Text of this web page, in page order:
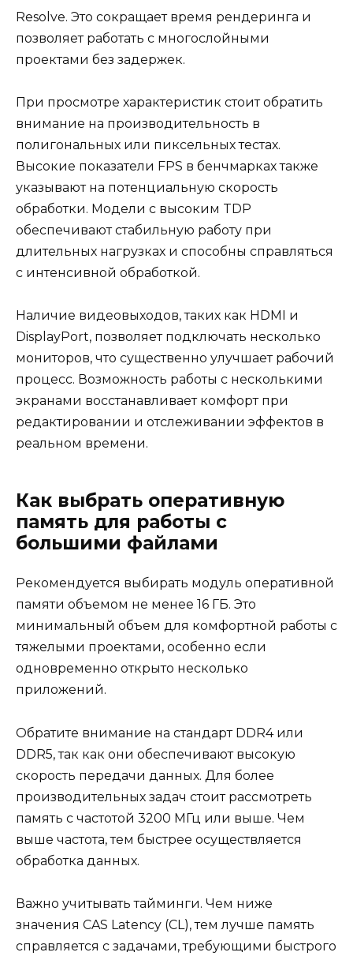
Resolve. Это сокращает время рендеринга и
позволяет работать с многослойными
проектами без задержек.
При просмотре характеристик стоит обратить
внимание на производительность в
полигональных или пиксельных тестах.
Высокие показатели FPS в бенчмарках также
указывают на потенциальную скорость
обработки. Модели с высоким TDP
обеспечивают стабильную работу при
длительных нагрузках и способны справляться
с интенсивной обработкой.
Наличие видеовыходов, таких как HDMI и
DisplayPort, позволяет подключать несколько
мониторов, что существенно улучшает рабочий
процесс. Возможность работы с несколькими
экранами восстанавливает комфорт при
редактировании и отслеживании эффектов в
реальном времени.
Как выбрать оперативную
память для работы с
большими файлами
Рекомендуется выбирать модуль оперативной
памяти объемом не менее 16 ГБ. Это
минимальный объем для комфортной работы с
тяжелыми проектами, особенно если
одновременно открыто несколько
приложений.
Обратите внимание на стандарт DDR4 или
DDR5, так как они обеспечивают высокую
скорость передачи данных. Для более
производительных задач стоит рассмотреть
память с частотой 3200 МГц или выше. Чем
выше частота, тем быстрее осуществляется
обработка данных.
Важно учитывать тайминги. Чем ниже
значения CAS Latency (CL), тем лучше память
справляется с задачами, требующими быстрого